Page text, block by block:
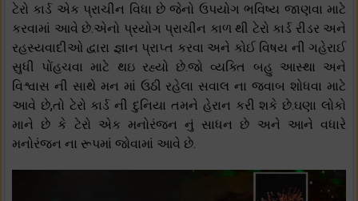
ટેરો કાર્ડ એક પ્રાચીન વિધા છે જેનો ઉપયોગ ભવિષ્ય જાણવા માટે
કરવામાં આવે છે.એનો પ્રયોગ પ્રાચીન કાળ થી ટેરો કાર્ડ રીડર અને
રહસ્યવાદીઓ દ્વારા જ્ઞાન પ્રાપ્ત કરવા અને કોઈ વિષય ની ગહેરાઈ
સુધી પોંહચવા માટે થઇ રહ્યો છે.જો વ્યક્તિ બહુ આસ્થા અને
વિશ્વાસ ની સાથે મન માં ઉઠી રહેલા સવાલ ના જવાબ શોધવા માટે
આવે છે,તો ટેરો કાર્ડ ની દુનિયા તમને હેરાન કરી શકે છે.ઘણા લોકો
માને છે કે ટેરો એક મનોરંજન નું સાધન છે અને આને વધારે
મનોરંજન ના રૂપમાં જોવામાં આવે છે.